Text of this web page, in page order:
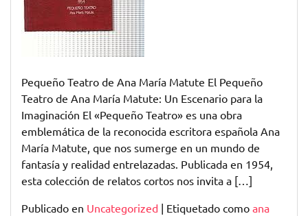
Matute
Pequeño Teatro de Ana María Matute El Pequeño
Teatro de Ana María Matute: Un Escenario para la
Imaginación El «Pequeño Teatro» es una obra
emblemática de la reconocida escritora española Ana
María Matute, que nos sumerge en un mundo de
fantasía y realidad entrelazadas. Publicada en 1954,
esta colección de relatos cortos nos invita a […]
Publicado en Uncategorized | Etiquetado como ana